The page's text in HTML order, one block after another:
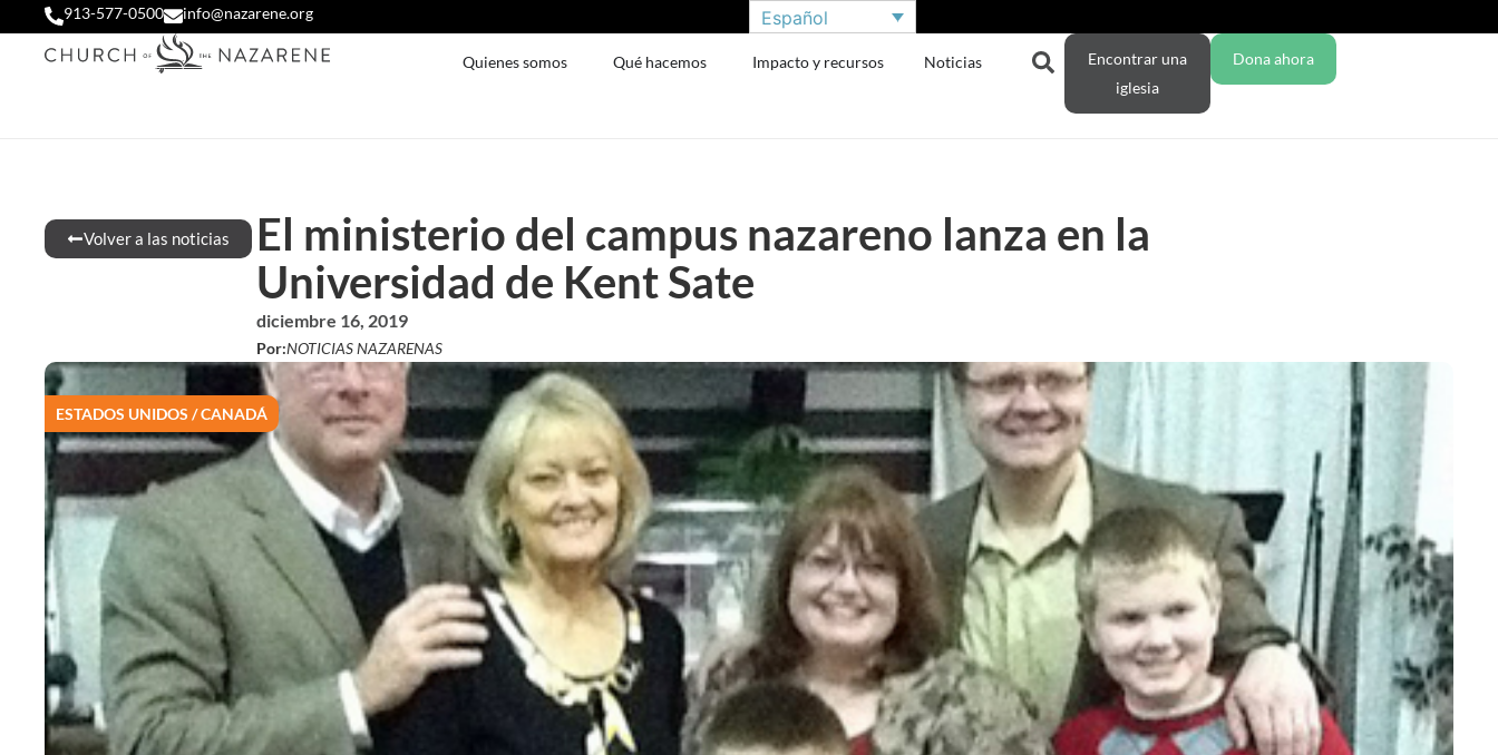
913-577-0500 info@nazarene.org Español
Quienes somos Qué hacemos Impacto y recursos Noticias
Encontrar una
iglesia
Dona ahora
Volver a las noticias
El ministerio del campus nazareno lanza en la
Universidad de Kent Sate
diciembre 16, 2019
Por:NOTICIAS NAZARENAS
ESTADOS UNIDOS / CANADÁ